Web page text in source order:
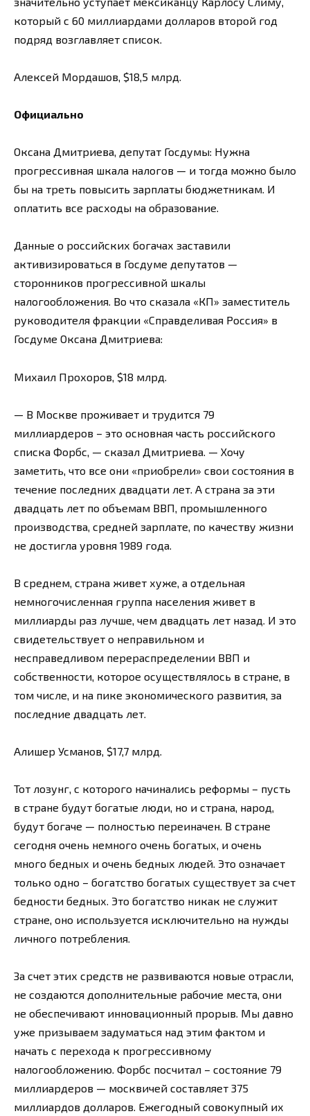
который с 60 миллиардами долларов второй год
подряд возглавляет список.
Алексей Мордашов, $18,5 млрд.
Официально
Оксана Дмитриева, депутат Госдумы: Нужна
прогрессивная шкала налогов — и тогда можно было
бы на треть повысить зарплаты бюджетникам. И
оплатить все расходы на образование.
Данные о российских богачах заставили
активизироваться в Госдуме депутатов —
сторонников прогрессивной шкалы
налогообложения. Во что сказала «КП» заместитель
руководителя фракции «Справделивая Россия» в
Госдуме Оксана Дмитриева:
Михаил Прохоров, $18 млрд.
— В Москве проживает и трудится 79
миллиардеров – это основная часть российского
списка Форбс, — сказал Дмитриева. — Хочу
заметить, что все они «приобрели» свои состояния в
течение последних двадцати лет. А страна за эти
двадцать лет по объемам ВВП, промышленного
производства, средней зарплате, по качеству жизни
не достигла уровня 1989 года.
В среднем, страна живет хуже, а отдельная
немногочисленная группа населения живет в
миллиарды раз лучше, чем двадцать лет назад. И это
свидетельствует о неправильном и
несправедливом перераспределении ВВП и
собственности, которое осуществлялось в стране, в
том числе, и на пике экономического развития, за
последние двадцать лет.
Алишер Усманов, $17,7 млрд.
Тот лозунг, с которого начинались реформы – пусть
в стране будут богатые люди, но и страна, народ,
будут богаче — полностью переиначен. В стране
сегодня очень немного очень богатых, и очень
много бедных и очень бедных людей. Это означает
только одно – богатство богатых существует за счет
бедности бедных. Это богатство никак не служит
стране, оно используется исключительно на нужды
личного потребления.
За счет этих средств не развиваются новые отрасли,
не создаются дополнительные рабочие места, они
не обеспечивают инновационный прорыв. Мы давно
уже призываем задуматься над этим фактом и
начать с перехода к прогрессивному
налогообложению. Форбс посчитал – состояние 79
миллиардеров — москвичей составляет 375
миллиардов долларов. Ежегодный совокупный их